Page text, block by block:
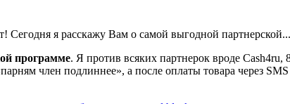
программе. Я против всяких партнерок вроде
член подлиннее», а после оплаты товара через